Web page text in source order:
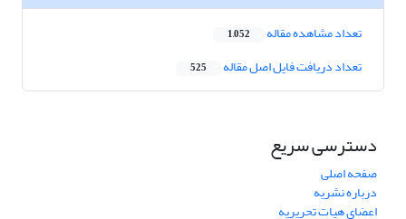
تعداد مشاهده مقاله 1,052
تعداد دریافت فایل اصل مقاله 525
دسترسی سریع
صفحه اصلی
درباره نشریه
اعضای هیات تحریریه